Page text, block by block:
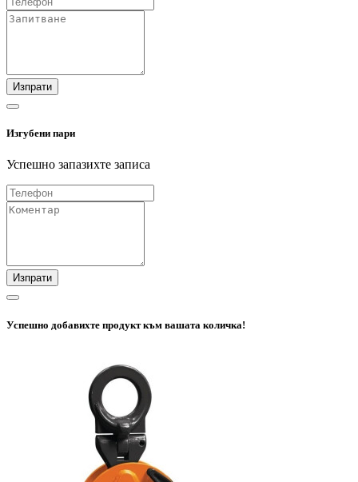
Изпрати
Изгубени пари
Успешно запазихте записа
Изпрати
Успешно добавихте продукт към вашата количка!